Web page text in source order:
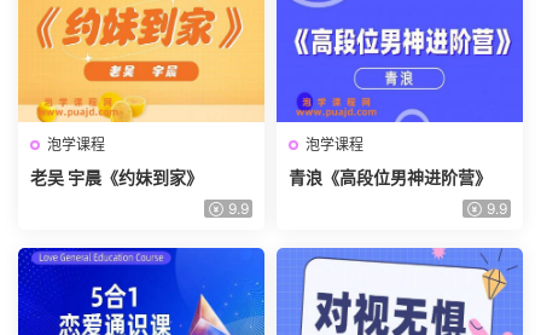
泡学课程
老吴 宇晨《约妹到家》
9.9
泡学课程
青浪《高段位男神进阶营》
9.9